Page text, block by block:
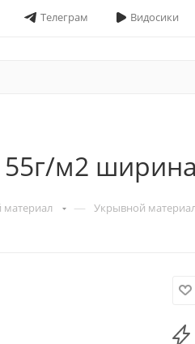
Телеграм Видосики
м2
— Укрывной